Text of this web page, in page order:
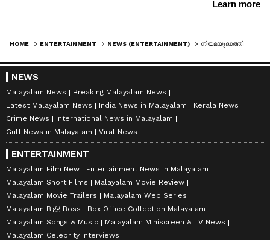
HOME ENTERTAINMENT NEWS (ENTERTAINMENT)
NEWS
Malayalam News
Breaking Malayalam News
Latest Malayalam News
India News in Malayalam
Kerala News
Crime News
International News in Malayalam
Gulf News in Malayalam
Viral News
ENTERTAINMENT
Malayalam Film New
Entertainment News in Malayalam
Malayalam Short Films
Malayalam Movie Review
Malayalam Movie Trailers
Malayalam Web Series
Malayalam Bigg Boss
Box Office Collection Malayalam
Malayalam Songs & Music
Malayalam Miniscreen & TV News
Malayalam Celebrity Interviews